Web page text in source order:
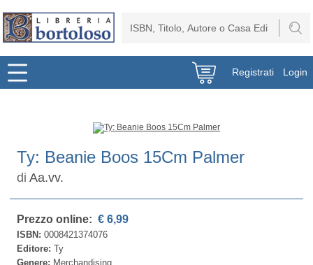
Registrati Login
Ty: Beanie Boos 15Cm Palmer
diAa.vv.
Prezzo online: € 6,99
ISBN:0008421374076
Editore:Ty
Genere: Merchandising